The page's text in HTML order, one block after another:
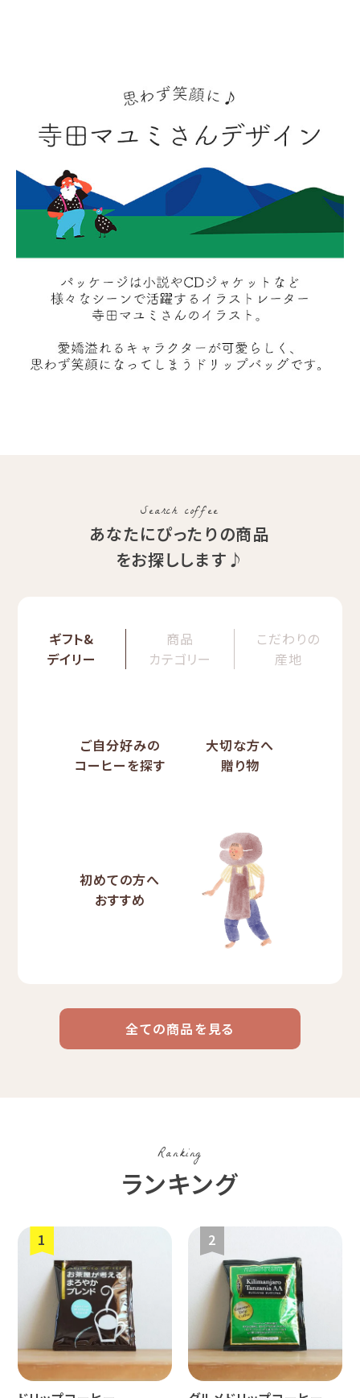
Search coffee
あなたにぴったりの商品
をお探しします♪
ギフト&
デイリー
商品
カテゴリー
こだわりの
産地
ご自分好みの
コーヒーを探す
大切な方へ
贈り物
初めての方へ
おすすめ
コーヒー
リキッド
コーヒー
豆・粉
デカフェ
すてきな道
具
生活雑貨 福袋
ケニア
インドネシ
グァテマラ
ホンジュラ
ス
全ての商品を見る
Ranking
ランキング